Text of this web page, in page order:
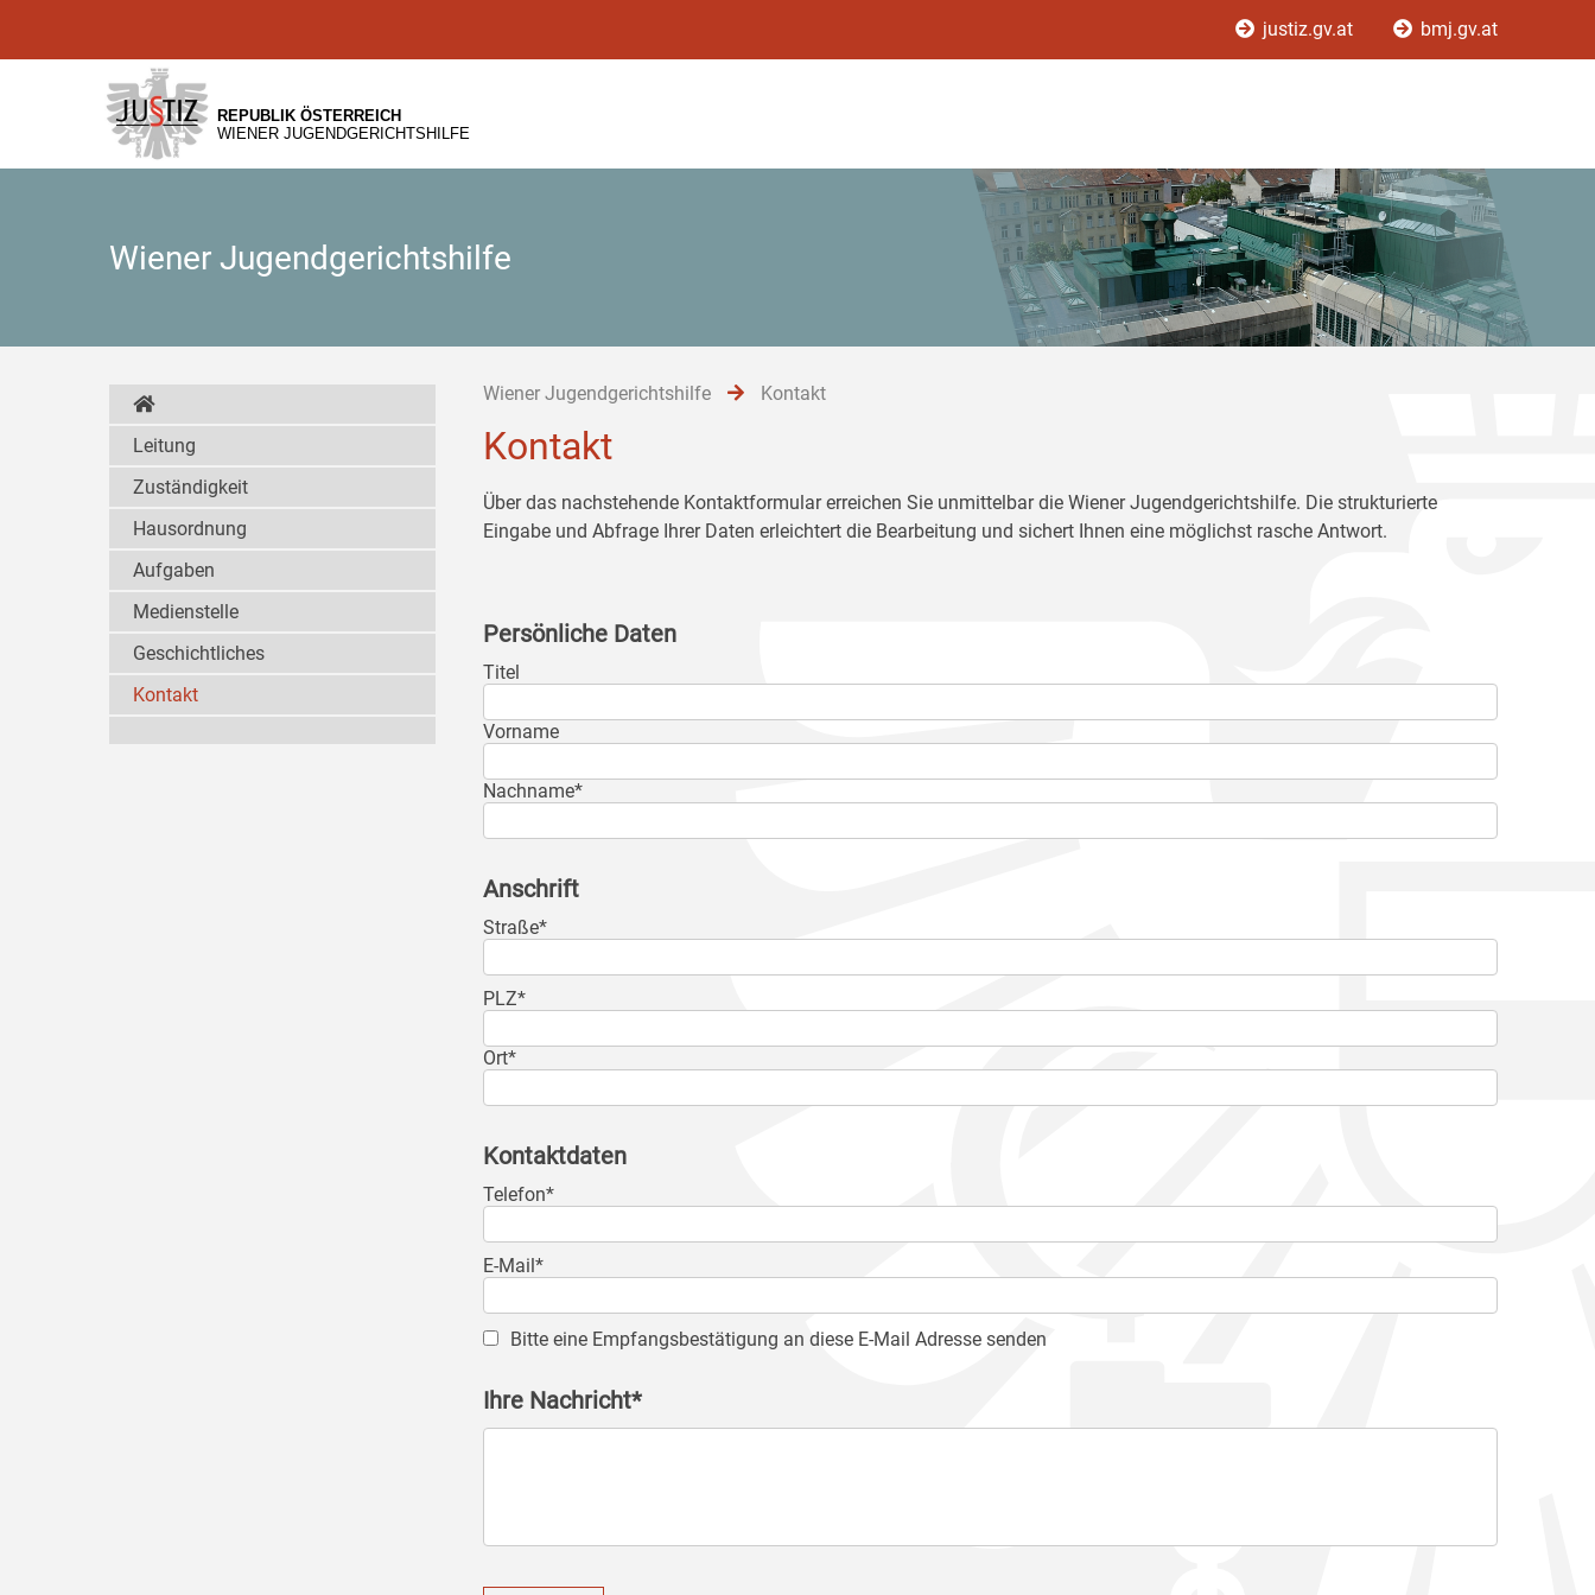
[1]
[2]
[3]
justiz.gv.at bmj.gv.at
REPUBLIK ÖSTERREICH
WIENER JUGENDGERICHTSHILFE
Wiener Jugendgerichtshilfe
Wiener Jugendgerichtshilfe Kontakt
Kontakt
Über das nachstehende Kontaktformular erreichen Sie unmittelbar die Wiener Jugendgerichtshilfe. Die strukturierte
Eingabe und Abfrage Ihrer Daten erleichtert die Bearbeitung und sichert Ihnen eine möglichst rasche Antwort.
Persönliche Daten
Titel
Vorname
Nachname*
Anschrift
Straße*
PLZ*
Ort*
Kontaktdaten
Telefon*
E-Mail*
Bitte eine Empfangsbestätigung an diese E-Mail Adresse senden
Ihre Nachricht*
Leitung
Zuständigkeit
Hausordnung
Aufgaben
Medienstelle
Geschichtliches
Kontakt